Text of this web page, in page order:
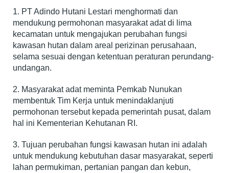
1. PT Adindo Hutani Lestari menghormati dan
mendukung permohonan masyarakat adat di lima
kecamatan untuk mengajukan perubahan fungsi
kawasan hutan dalam areal perizinan perusahaan,
selama sesuai dengan ketentuan peraturan perundang-
undangan.
2. Masyarakat adat meminta Pemkab Nunukan
membentuk Tim Kerja untuk menindaklanjuti
permohonan tersebut kepada pemerintah pusat, dalam
hal ini Kementerian Kehutanan RI.
3. Tujuan perubahan fungsi kawasan hutan ini adalah
untuk mendukung kebutuhan dasar masyarakat, seperti
lahan permukiman, pertanian pangan dan kebun,